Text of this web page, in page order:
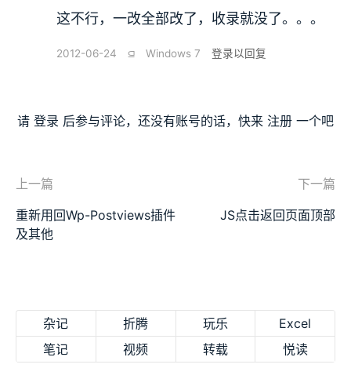
这不行，一改全部改了，收录就没了。。。
2012-06-24 ⫑ Windows 7 登录以回复
请 登录 后参与评论，还没有账号的话，快来 注册 一个吧
上一篇
重新用回Wp-Postviews插件
及其他
下一篇
JS点击返回页面顶部
杂记 折腾 玩乐
Excel
笔记
视频 转载 悦读